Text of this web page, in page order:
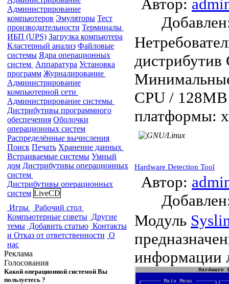
Администрирование
компьютеров Эмуляторы Тест
производительности Терминалы
ИБП (UPS) Загрузка компьютера
Кластерный анализ Файловые
системы Ядра операционных
систем Аппаратура Установка
программ Журналирование
Администрирование
компьютерной сети
Администрирование системы
Дистрибутивы программного
обеспечения Оболочки
операционных систем
Распределённые вычисления
Поиск Печать Хранение данных
Встраиваемые системы Умный
дом Дистрибутивы операционных
систем
Дистрибутивы операционных
систем LiveCD
Игры
Рабочий стол
Компьютерные советы Другие
темы Добавить статью Контакты
и Отказ от ответственности О
нас
Реклама
Голосования
Какой операционной системой Вы
пользуетесь ?
Автор:
CPU /
платформы:
Hardware Detection Tool
Автор:
Модуль
информации